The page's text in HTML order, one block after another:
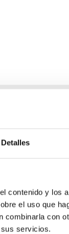
Detalles
contenido y los
el uso que
con
servicios.
de
precisión
de
fabricación y el
mecánicos de